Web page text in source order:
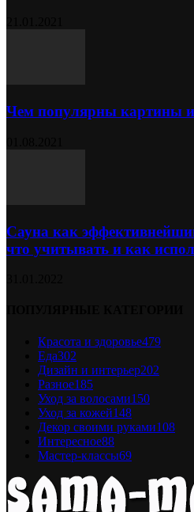
Чем популярны картины
Сауна как
что учитывать и как
Красота и здоровье479
Еда302
Дизайн и интерьер202
Разное185
Уход за волосами150
Уход за кожей148
Декор своими руками108
Интересное88
Мастер-классы69